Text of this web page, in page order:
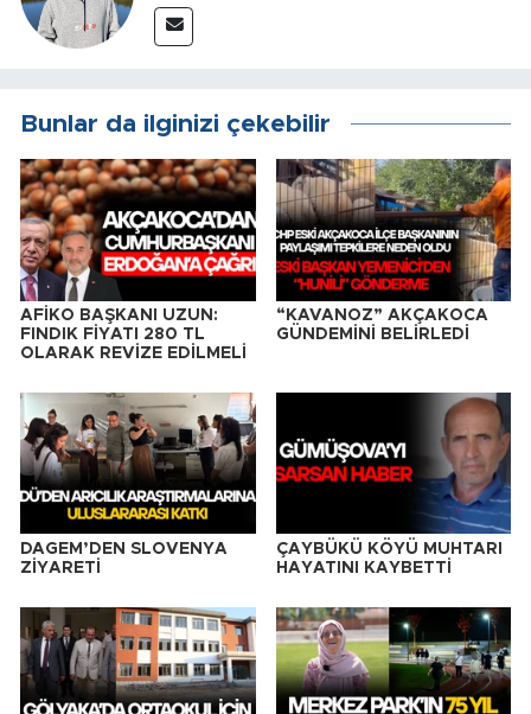
Bunlar da ilginizi çekebilir
AFİKO BAŞKANI UZUN:
FINDIK FİYATI 280 TL
OLARAK REVİZE EDİLMELİ
“KAVANOZ” AKÇAKOCA
GÜNDEMİNİ BELİRLEDİ
DAGEM’DEN SLOVENYA
ZİYARETİ
ÇAYBÜKÜ KÖYÜ MUHTARI
HAYATINI KAYBETTİ